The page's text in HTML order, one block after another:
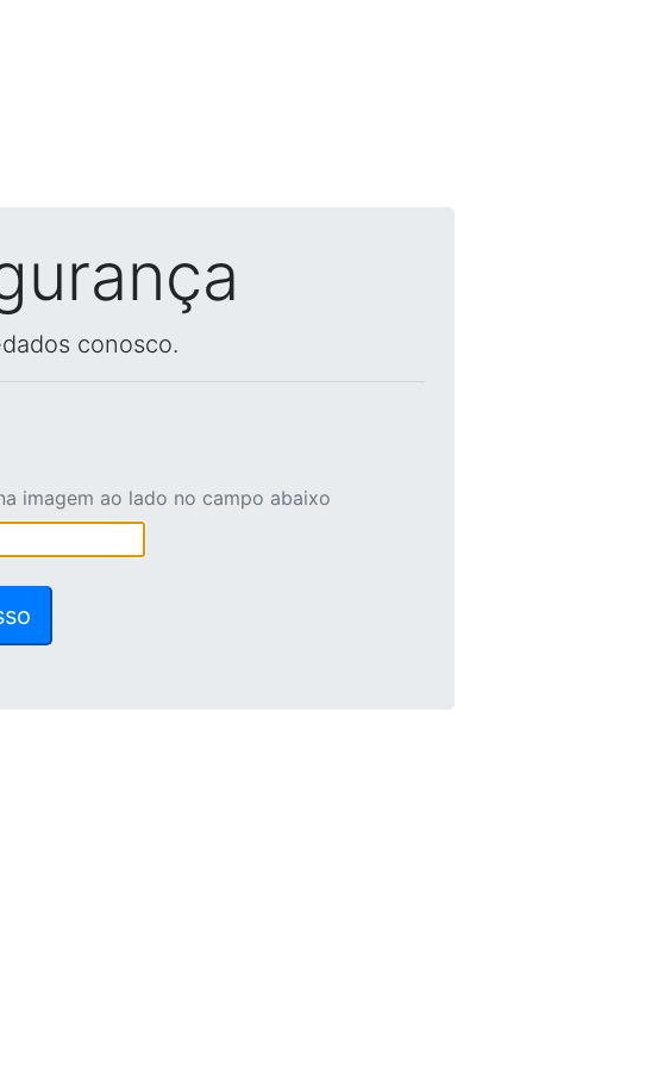
conosco.
imagem ao lado no campo abaixo